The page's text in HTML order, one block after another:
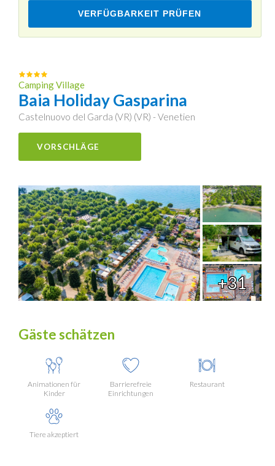
VERFÜGBARKEIT PRÜFEN
Camping Village
Baia Holiday Gasparina
Castelnuovo del Garda (VR) (VR) - Venetien
VORSCHLÄGE
+31
Gäste schätzen
Animationen für
Kinder
Barrierefreie
Einrichtungen
Restaurant
Tiere akzeptiert